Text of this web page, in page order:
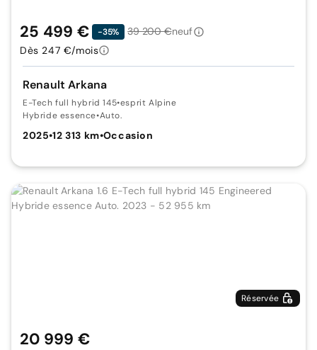
Renault Arkana
E-Tech full hybrid 145•esprit Alpine
Hybride essence•Auto.
2025•12 313 km•Occasion
25 499 € -35% 39 200 €neuf
Dès 247 €/mois
Réservée
20 999 €